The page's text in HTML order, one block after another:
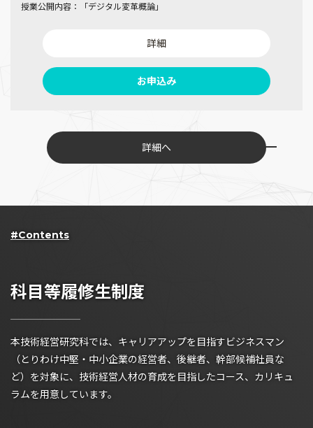
授業公開内容：「デジタル変革概論」
詳細
お申込み
詳細へ
#Contents
科目等履修生制度
本技術経営研究科では、キャリアアップを目指すビジネスマン
（とりわけ中堅・中小企業の経営者、後継者、幹部候補社員な
ど）を対象に、技術経営人材の育成を目指したコース、カリキュ
ラムを用意しています。